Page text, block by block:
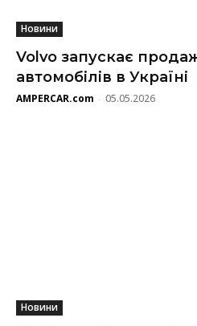
Новини
Volvo запускає
автомобілів в Україні
AMPERCAR.com - 05.05.2026
Новини